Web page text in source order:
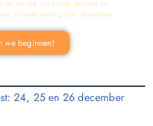
24, 25 en 26 december
de wereld van lokale reclame en
je onderneming kunt stimuleren.
we beginnen!